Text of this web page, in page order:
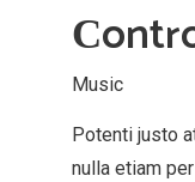
Music
Potenti justo
nulla etiam